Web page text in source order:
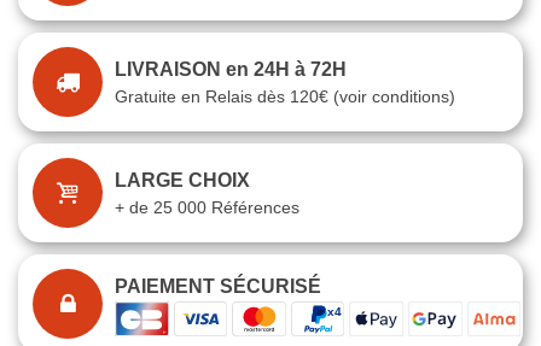
LIVRAISON en 24H à 72H
Gratuite en Relais dès 120€ (voir conditions)
LARGE CHOIX
+ de 25 000 Références
PAIEMENT SÉCURISÉ